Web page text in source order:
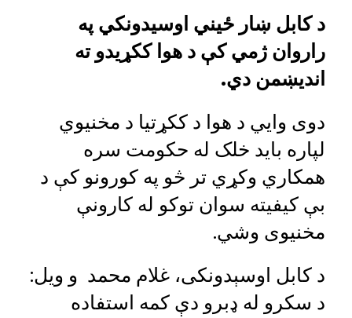
د کابل ښار ځیني اوسیدونکي په
راروان ژمي کې د هوا ککړیدو ته
اندیښمن دي.
دوی وایي د هوا د ککړتیا د مخنیوي
لپاره باید خلک له حکومت سره
همکاري وکړي تر څو په کورونو کې د
بې کیفیته سوان توکو له کارونې
مخنیوی وشي.
د کابل اوسېدونکی، غلام محمد و ویل:
د سکرو له ډبرو دې کمه استفاده